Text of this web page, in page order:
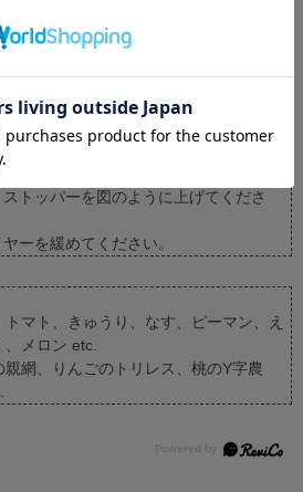
うに張線器をレンチで回してくださ
で巻いてください。
時はレンチで張線器軸をしっかり固定
します。
トッパーを図のように上げてくださ
ーを緩めてください。
マト、きゅうり、なす、ピーマン、え
、メロン etc.
網、りんごのトリレス、桃のY字農